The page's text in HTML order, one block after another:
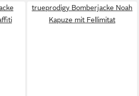
trueprodigy Bomberjacke Noah
Kapuze mit Fellimitat